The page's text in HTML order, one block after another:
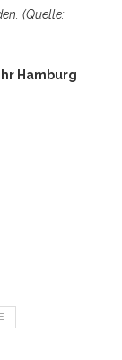
(Quelle:
Hamburg